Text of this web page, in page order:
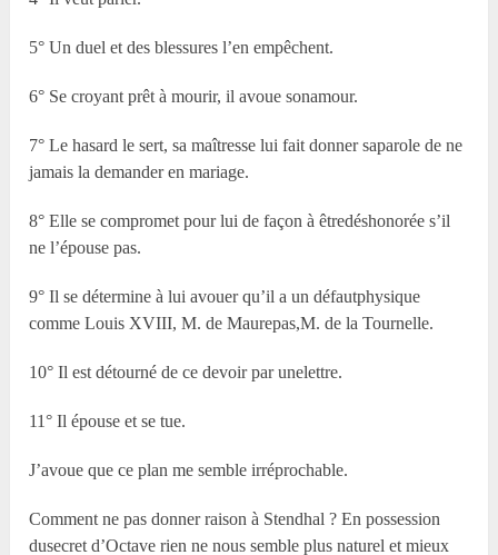
5° Un duel et des blessures l’en empêchent.
6° Se croyant prêt à mourir, il avoue sonamour.
7° Le hasard le sert, sa maîtresse lui fait donner saparole de ne
jamais la demander en mariage.
8° Elle se compromet pour lui de façon à êtredéshonorée s’il
ne l’épouse pas.
9° Il se détermine à lui avouer qu’il a un défautphysique
comme Louis XVIII, M. de Maurepas,M. de la Tournelle.
10° Il est détourné de ce devoir par unelettre.
11° Il épouse et se tue.
J’avoue que ce plan me semble irréprochable.
Comment ne pas donner raison à Stendhal ? En possession
dusecret d’Octave rien ne nous semble plus naturel et mieux